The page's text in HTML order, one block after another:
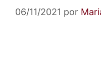
06/11/2021 por